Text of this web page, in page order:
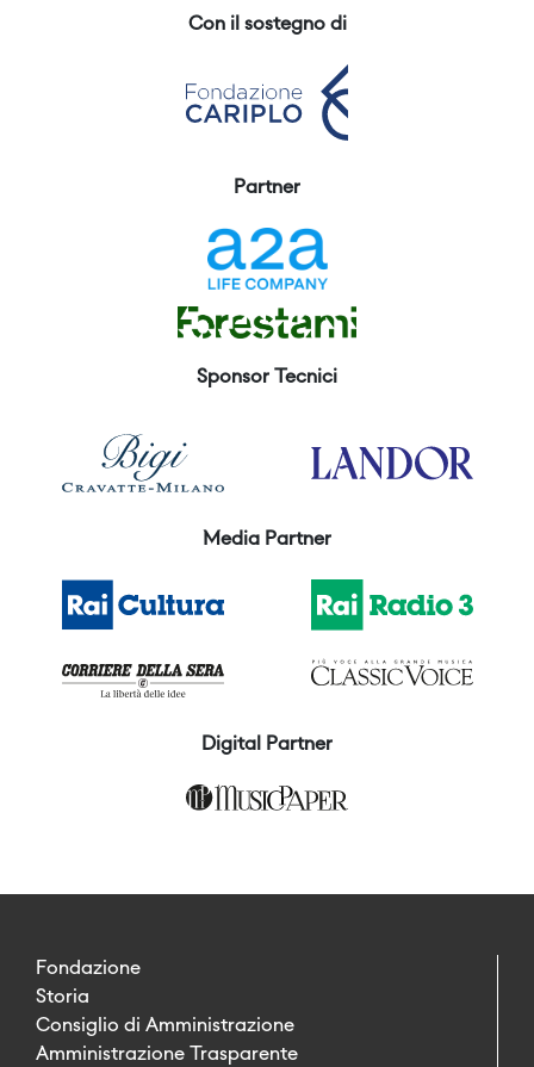
Con il sostegno di
Partner
Sponsor Tecnici
Media Partner
Digital Partner
Fondazione
Storia
Consiglio di Amministrazione
Amministrazione Trasparente